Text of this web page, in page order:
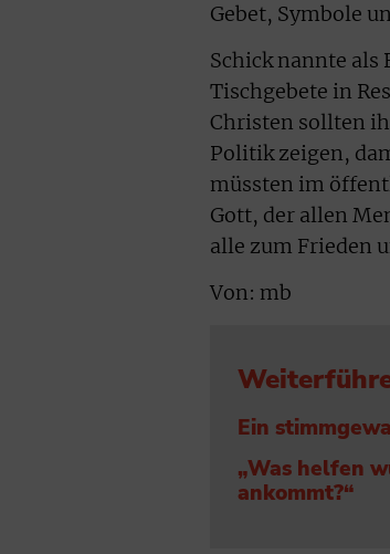
Gebet, Symbole
Schick nannte
Tischgebete in
Christen sollten
Politik zeigen,
müssten im
Gott, der allen
alle zum Frieden
Von: mb
Ein
„Was helfen
ankommt?“